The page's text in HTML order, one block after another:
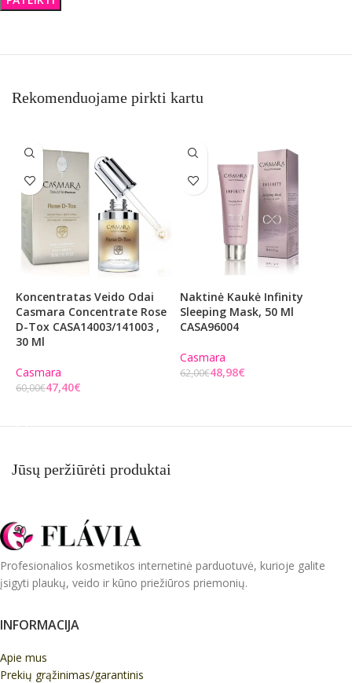
Rekomenduojame pirkti kartu
Koncentratas Veido Odai
Casmara Concentrate Rose
D-Tox CASA14003/141003 ,
30 Ml
Casmara
60,00€47,40€
Naktinė Kaukė Infinity
Sleeping Mask, 50 Ml
CASA96004
Casmara
62,00€48,98€
Jūsų peržiūrėti produktai
Profesionalios kosmetikos internetinė parduotuvė, kurioje galite
įsigyti plaukų, veido ir kūno priežiūros priemonių.
INFORMACIJA
Apie mus
Prekių grąžinimas/garantinis